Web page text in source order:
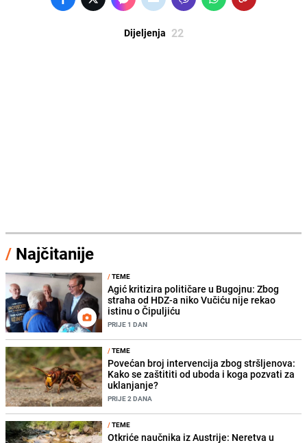
Dijeljenja 22
/ Najčitanije
/TEME
Agić kritizira političare u Bugojnu: Zbog
straha od HDZ-a niko Vučiću nije rekao
istinu o Čipuljiću
PRIJE 1 DAN
/TEME
Povećan broj intervencija zbog stršljenova:
Kako se zaštititi od uboda i koga pozvati za
uklanjanje?
PRIJE 2 DANA
/TEME
Otkriće naučnika iz Austrije: Neretva u